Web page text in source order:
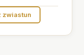
zwiastun